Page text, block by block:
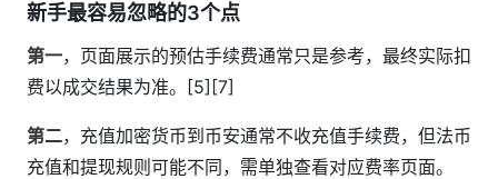
新手最容易忽略的3个点
第一，页面展示的预估手续费通常只是参考，最终实际扣
费以成交结果为准。[5][7]
第二，充值加密货币到币安通常不收充值手续费，但法币
充值和提现规则可能不同，需单独查看对应费率页面。